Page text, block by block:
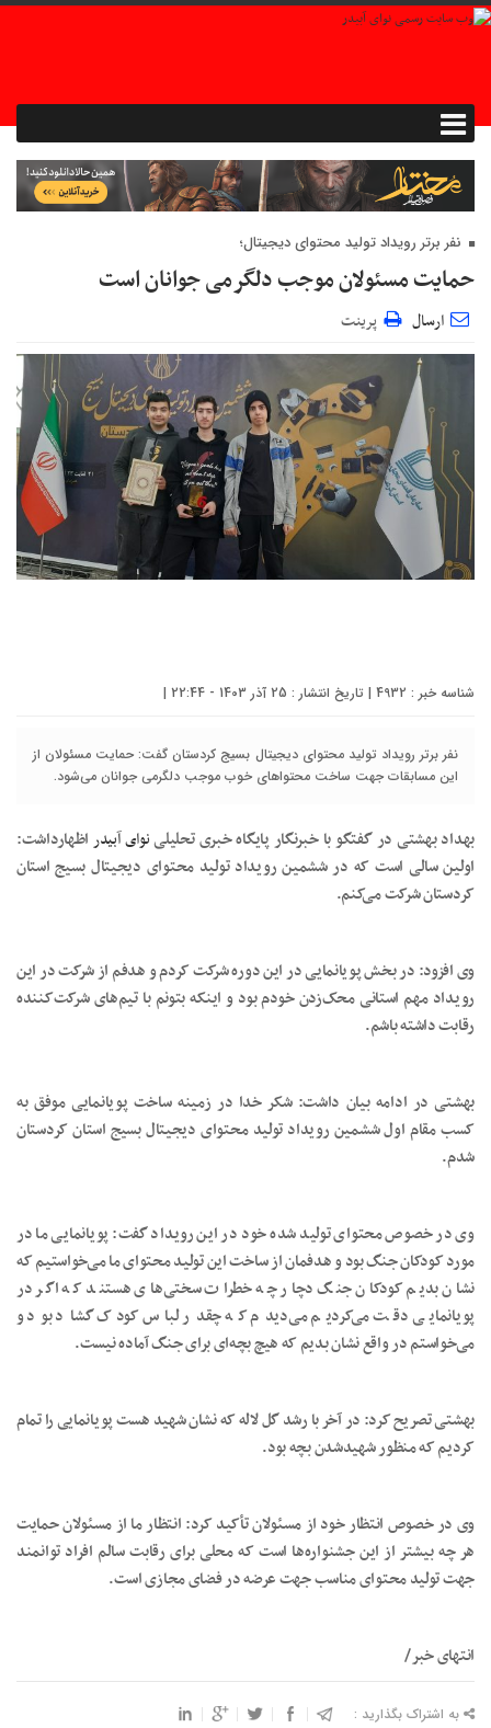
نفر برتر رویداد تولید محتوای دیجیتال؛
حمایت مسئولان موجب دلگرمی جوانان است
ارسال پرینت
شناسه خبر : 4932 | تاریخ انتشار : 25 آذر 1403 - 22:44 |
نفر برتر رویداد تولید محتوای دیجیتال بسیج کردستان گفت: حمایت مسئولان از
این مسابقات جهت ساخت محتواهای خوب موجب دلگرمی جوانان می‌شود.
بهداد بهشتی در گفتگو با خبرنگار پایگاه خبری تحلیلینوای آبیدراظهارداشت:
اولین سالی است که در ششمین رویداد تولید محتوای دیجیتال بسیج استان
کردستان شرکت می‌کنم.
وی افزود: در بخش پویانمایی در این دوره شرکت کردم و هدفم از شرکت در این
رویداد مهم استانی محک‌زدن خودم بود و اینکه بتونم با تیم‌های شرکت‌کننده
رقابت داشته باشم.
بهشتی در ادامه بیان داشت: شکر خدا در زمینه ساخت پویانمایی موفق به
کسب مقام اول ششمین رویداد تولید محتوای دیجیتال بسیج استان کردستان
شدم.
وی در خصوص محتوای تولید شده خود در این رویداد گفت: پویانمایی ما در
مورد کودکان جنگ بود و هدفمان از ساخت این تولید محتوای ما می‌خواستیم که
نشان بدیم کودکان جنگ دچار چه خطرات سختی‌های هستند که اگر در
پویانمایی دقت می‌کردیم می‌دیدم که چقدر لباس کودک گشاد بود و
می‌خواستم در واقع نشان بدیم که هیچ بچه‌ای برای جنگ آماده نیست.
بهشتی تصریح کرد: در آخر با رشد گل لاله که نشان شهید هست پویانمایی را تمام
کردیم که منظور شهیدشدن بچه بود.
وی در خصوص انتظار خود از مسئولان تأکید کرد: انتظار ما از مسئولان حمایت
هر چه بیشتر از این جشنواره‌ها است که محلی برای رقابت سالم افراد توانمند
جهت تولید محتوای مناسب جهت عرضه در فضای مجازی است.
انتهای خبر/
به اشتراک بگذارید :